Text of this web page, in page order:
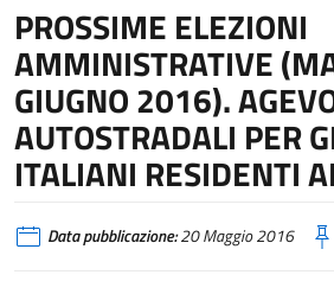
PROSSIME ELEZIONI
AMMINISTRATIVE
GIUGNO 2016).
AUTOSTRADALI PER
ITALIANI RESIDENTI
Data pubblicazione:20 Maggio 2016